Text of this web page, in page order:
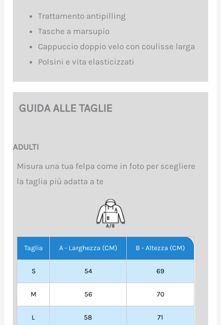
Trattamento antipilling
Tasche a marsupio
Cappuccio doppio velo con coulisse larga
Polsini e vita elasticizzati
GUIDA ALLE TAGLIE
ADULTI
Misura una tua felpa come in foto per scegliere
la taglia più adatta a te
Taglia A - Larghezza (CM) B - Altezza (CM)
S 54 69
M 56 70
L 58 71